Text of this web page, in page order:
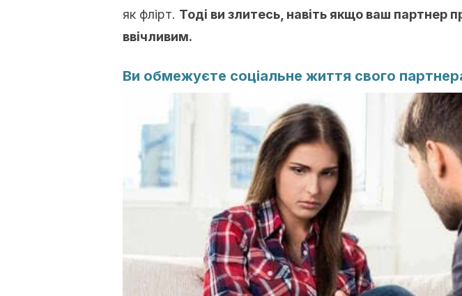
як флірт. Тоді ви злитесь, навіть якщо ваш партнер
ввічливим.
Ви обмежуєте соціальне життя свого